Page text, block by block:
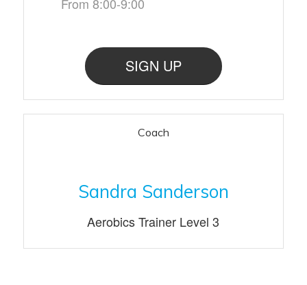
From 8:00-9:00
SIGN UP
Coach
Sandra Sanderson
Aerobics Trainer Level 3